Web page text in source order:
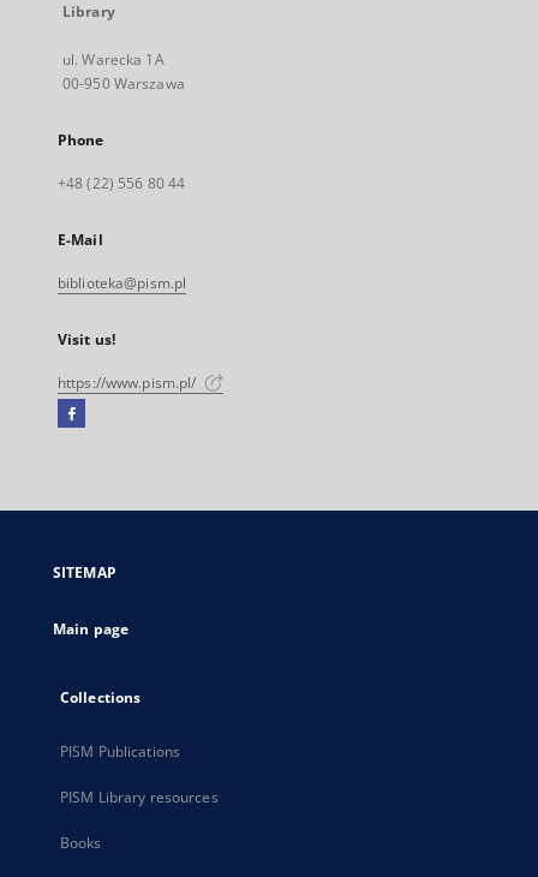
Library
ul. Warecka 1A
00-950 Warszawa
Phone
+48 (22) 556 80 44
E-Mail
biblioteka@pism.pl
Visit us!
https://www.pism.pl/
Facebook
open
new
SITEMAP
Main page
Collections
PISM Publications
PISM Library resources
Books